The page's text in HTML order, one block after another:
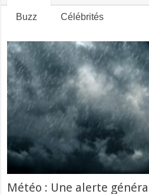
Buzz Célébrités
Météo : Une alerte